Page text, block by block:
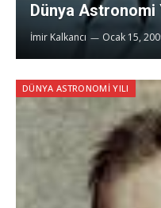
Dünya Astronomi
İmir Kalkancı Ocak 15,
DÜNYA ASTRONOMI YILI